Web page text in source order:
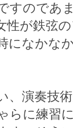
すのであ
性が鉄弦
になかな
、演奏技
らに練習